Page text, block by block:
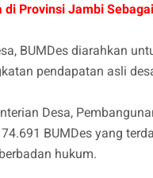
di Provinsi Jambi
BUMDes diarahkan
pendapatan asli
Desa,
BUMDes yang
hukum.